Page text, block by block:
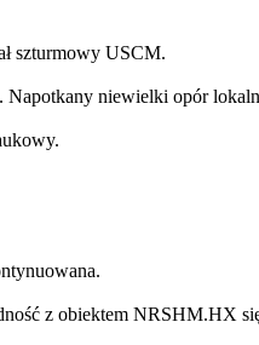
szturmowy USCM.
Napotkany niewielki opór
z obiektem NRSHM.HX